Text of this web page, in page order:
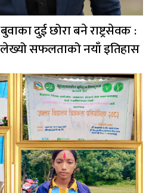
दुई छोरा बने राष्ट्रसेवक :
सफलताको नयाँ इतिहास